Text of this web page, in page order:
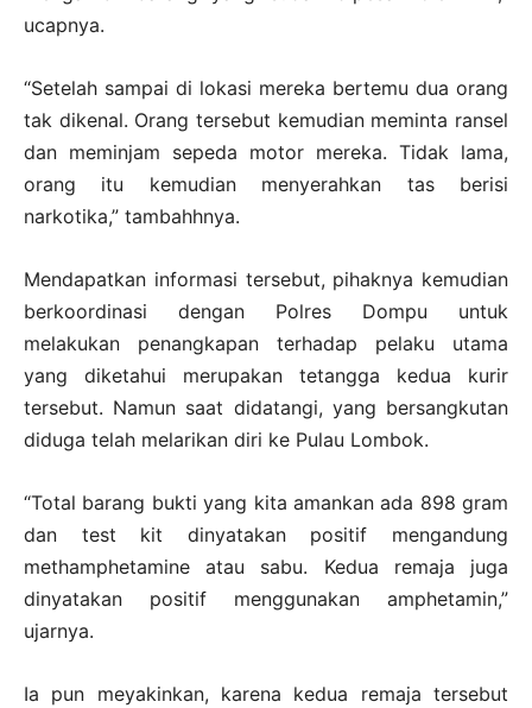
ucapnya.
“Setelah sampai di lokasi mereka bertemu dua orang
tak dikenal. Orang tersebut kemudian meminta ransel
dan meminjam sepeda motor mereka. Tidak lama,
orang itu kemudian menyerahkan tas berisi
narkotika,” tambahhnya.
Mendapatkan informasi tersebut, pihaknya kemudian
berkoordinasi dengan Polres Dompu untuk
melakukan penangkapan terhadap pelaku utama
yang diketahui merupakan tetangga kedua kurir
tersebut. Namun saat didatangi, yang bersangkutan
diduga telah melarikan diri ke Pulau Lombok.
“Total barang bukti yang kita amankan ada 898 gram
dan test kit dinyatakan positif mengandung
methamphetamine atau sabu. Kedua remaja juga
dinyatakan positif menggunakan amphetamin,”
ujarnya.
Ia pun meyakinkan, karena kedua remaja tersebut